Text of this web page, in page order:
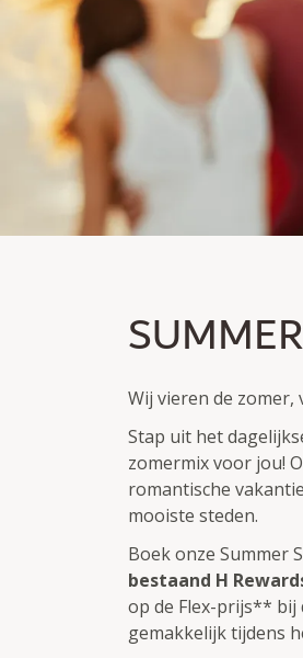
Word lid en bespaar tot
Overnachting excl./incl.
Wij vieren de zomer,
Stap uit het
zomermix voor jou!
romantische
mooiste steden.
Boek onze Summer
bestaand H
op de Flex-prijs** bij
gemakkelijk tijdens